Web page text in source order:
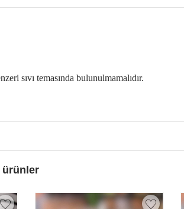
sıvı temasında bulunulmamalıdır.
ürünler